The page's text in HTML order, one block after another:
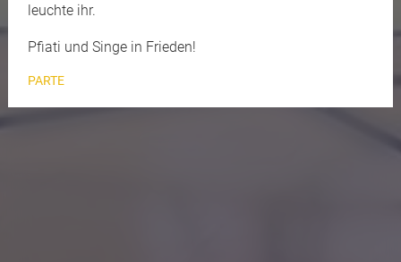
leuchte ihr.
Pfiati und Singe in Frieden!
PARTE